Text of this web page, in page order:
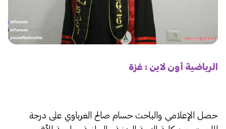
الرياضية أون لاين : غزة
حصل الإعلامي والباحث حسام صالح الغرباوي على درجة